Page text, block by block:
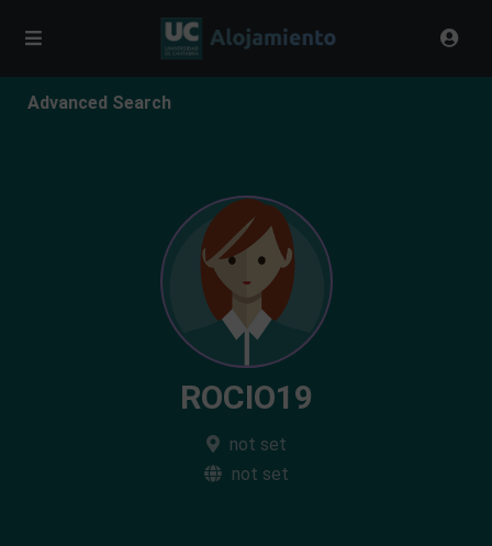
Advanced Search
ROCIO19
not set
not set